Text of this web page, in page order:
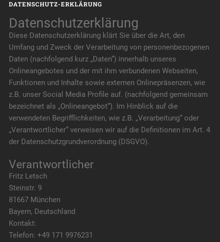
DATENSCHUTZ-ERKLÄRUNG
Datenschutzerklärung
Diese Datenschutzerklärung klärt Sie über die Art, den
Umfang und Zweck der Verarbeitung von personenbezogenen
Daten (nachfolgend kurz „Daten“) innerhalb unseres
Onlineangebotes und der mit ihm verbundenen Webseiten,
Funktionen und Inhalte sowie externen Onlinepräsenzen, wie
z.B. unser Social Media Profile auf. (nachfolgend gemeinsam
bezeichnet als „Onlineangebot“). Im Hinblick auf die
verwendeten Begrifflichkeiten, wie z.B. „Verarbeitung“ oder
„Verantwortlicher“ verweisen wir auf die Definitionen im Art. 4
der Datenschutzgrundverordnung (DSGVO).
Verantwortlicher
Fritz Letsch
Steinstr. 9
81667 München
Bayern, Deutschland
Kontakt:
Telefon: +49 171 9976231